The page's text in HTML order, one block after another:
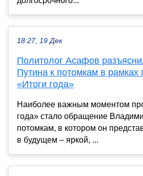
18:27, 19 Дек
Политолог Асафов
Путина к потомкам в рамках
«Итоги года»
Наиболее важным моментом
года» стало обращение
потомкам, в котором он
в будущем – яркой, ...